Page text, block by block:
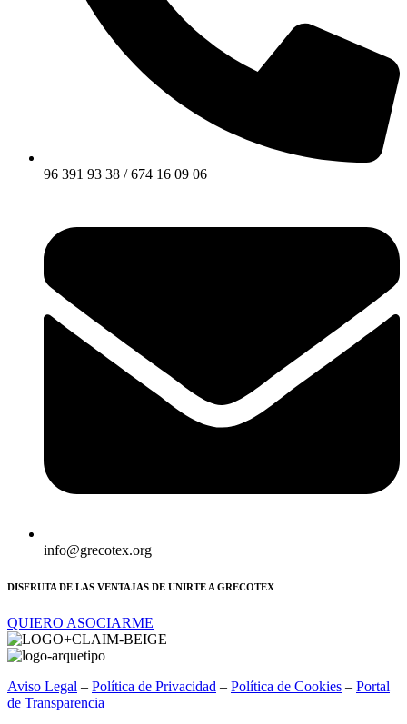
96 391 93 38 / 674 16 09 06
info@grecotex.org
DISFRUTA DE LAS VENTAJAS DE UNIRTE A GRECOTEX
QUIERO ASOCIARME
Aviso Legal – Política de Privacidad – Política de Cookies – Portal
de Transparencia